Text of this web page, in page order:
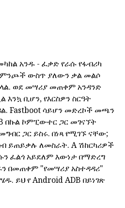
አንዱ - ፈቃድ የራሱ የፋብሪካ
ምንጮች ውስጥ ያለውን ቃል መልሶ
ወደ መሣሪያ መጠቀም አንዳንድ
ቢሆን, የእርስዎን ስርዓት
Fastboot ሳይሆን መድረኮች መጫን
በኩል ኮምፒውተር ጋር መገናኘት
ጋር ይስሩ. በነጻ የሚገኙ ናቸው;
ይጠይቃሉ ለመስራት. A ሽከርካሪዎች
ፈልጎ አይደለም እውነታ በማድረግ
በመጠቀም "የመሣሪያ አስተዳዳሪ"
ይህ የ Android ADB በይነገጽ